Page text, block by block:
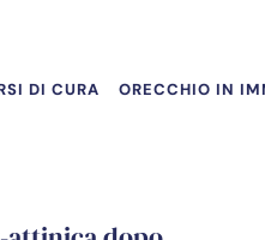
DI CURA ORECCHIO IN